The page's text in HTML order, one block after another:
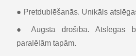
● Pretdublēšanās. Unikāls
● Augsta drošība. Atslēgas
paralēlām tapām.